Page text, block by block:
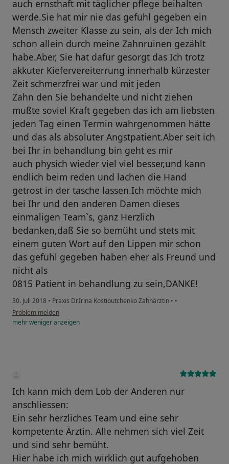
auch ernsthaft mit täglicher pflege beihalten
werde.Sie hat mir nie das gefühl gegeben ein
Mensch zweiter Klasse zu sein, als der Ich mich
schon allein durch meine Zahnruinen gezählt
habe.Aber, Sie hat dafür gesorgt das Ich trotz
akkuter Kiefervereiterrung innerhalb kürzester
Zeit schmerzfrei war und mit jeden
Zahn den Sie behandelte und nicht ziehen
mußte soviel Kraft gegeben das ich am liebsten
jeden Tag einen Termin wahrgenommen hätte
und das als absoluter Angstpatient.Aber seit ich
bei Ihr in behandlung bin geht es mir
auch physich wieder viel viel besser,und kann
endlich beim reden und lachen die Hand
getrost in der tasche lassen.Ich möchte mich
bei Ihr und den anderen Damen dieses
einmaligen Team`s, ganz Herzlich
bedanken,daß Sie so bemüht und stets mit
einem guten Wort auf den Lippen mir schon
das gefühl gegeben haben eher als Freund und
nicht als
0815 Patient in behandlung zu sein,DANKE!
30. Juli 2018 • Praxis Dr.Irina Kostioutchenko Zahnärztin • •
Problem melden
mehrwenigeranzeigen
Ich kann mich dem Lob der Anderen nur
anschliessen:
Ein sehr herzliches Team und eine sehr
kompetente Ärztin. Alle nehmen sich viel Zeit
und sind sehr bemüht.
Hier habe ich mich wirklich gut aufgehoben